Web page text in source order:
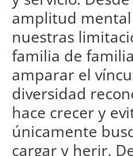
amplitud
nuestras
familia de
amparar el
diversidad
hace crecer y
únicamente
cargar y herir.